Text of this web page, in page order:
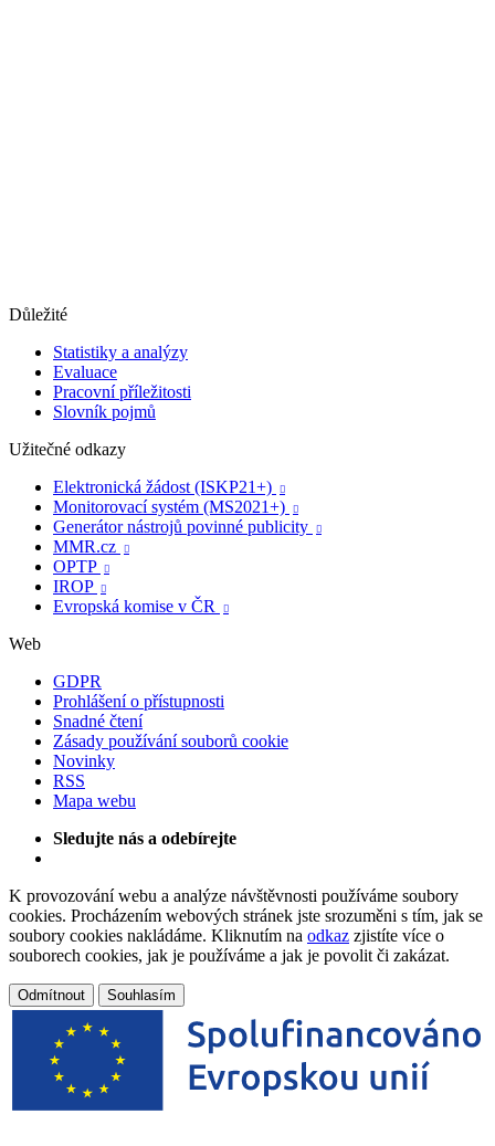
Důležité
Statistiky a analýzy
Evaluace
Pracovní příležitosti
Slovník pojmů
Užitečné odkazy
Elektronická žádost (ISKP21+)

Monitorovací systém (MS2021+) 
Generátor nástrojů povinné publicity 
MMR.cz 
OPTP 
IROP 
Evropská komise v ČR 
Web
GDPR
Prohlášení o přístupnosti
Snadné čtení
Zásady používání souborů cookie
Novinky
RSS
Mapa webu
Sledujte nás a odebírejte
K provozování webu a analýze návštěvnosti používáme soubory
cookies. Procházením webových stránek jste srozuměni s tím, jak se
soubory cookies nakládáme. Kliknutím na odkaz zjistíte více o
souborech cookies, jak je používáme a jak je povolit či zakázat.
Odmítnout Souhlasím